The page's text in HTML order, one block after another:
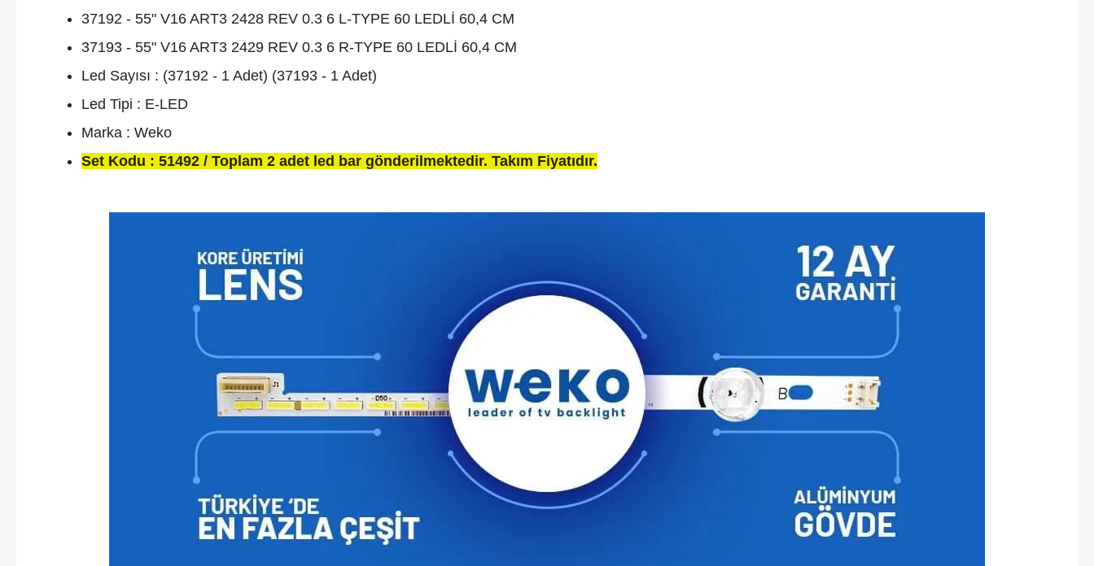
37192 - 55" V16 ART3 2428 REV 0.3 6 L-TYPE 60 LEDLİ 60,4 CM
37193 - 55" V16 ART3 2429 REV 0.3 6 R-TYPE 60 LEDLİ 60,4 CM
Led Sayısı : (37192 - 1 Adet) (37193 - 1 Adet)
Led Tipi : E-LED
Marka : Weko
Set Kodu : 51492 / Toplam 2 adet led bar gönderilmektedir. Takım Fiyatıdır.